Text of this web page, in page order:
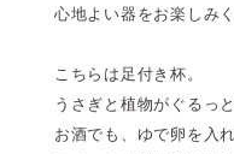
心地よい器をお楽しみ
こちらは足付き杯。
うさぎと植物がぐるっ
お酒でも、ゆで卵を入